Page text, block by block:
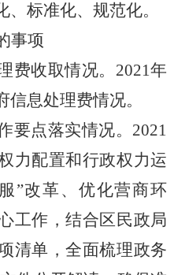
标准化、规范化。
事项
费收取情况。 2021年
息处理费情况。
要点落实情况。 2021
力配置和行政权力运
”改革、优化营商环
工作，结合区 民政局
清单，全面梳理政务